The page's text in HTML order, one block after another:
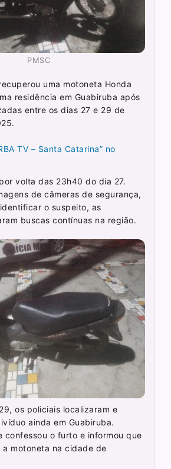
PMSC
uma motoneta Honda
residência em Guabiruba após
entre os dias 27 e 29 de
TV – Santa Catarina” no
volta das 23h40 do dia 27.
de câmeras de segurança,
o suspeito, as
buscas contínuas na região.
os policiais localizaram e
ainda em Guabiruba.
confessou o furto e informou que
a motoneta na cidade de